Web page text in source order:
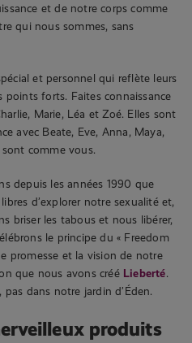
et de notre corps comme
qui nous sommes, sans
et personnel qui reflète leurs
points forts. Faites connaissance
Marie, Léa et Zoé. Elles sont
avec Beate, Eve, Anna, Maya,
sont comme vous.
depuis les années 1990 que
d’explorer notre sexualité et,
briser les tabous et nous libérer,
le principe du « Freedom
promesse et la vision de notre
que nous avons créé Lieberté.
dans notre jardin d’Éden.
produits